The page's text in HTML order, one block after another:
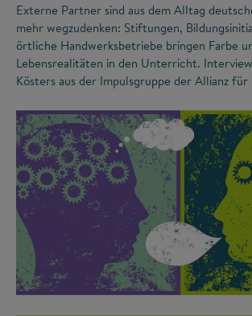
Externe Partner sind aus dem Alltag
mehr wegzudenken: Stiftungen,
örtliche Handwerksbetriebe bringen Farbe
Lebensrealitäten in den Unterricht.
Kösters aus der Impulsgruppe der Allianz für